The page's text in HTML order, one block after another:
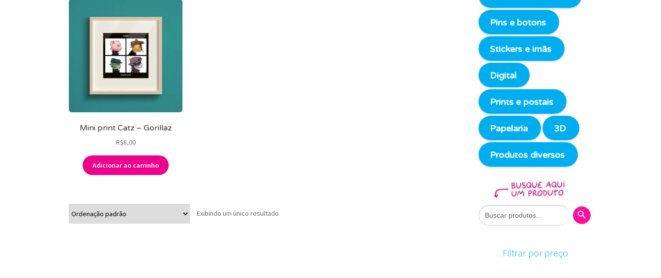
Mini print Catz – Gorillaz
R$8,00
Adicionar ao carrinho
Exibindo um único resultado
Pins e botons
Stickers e imãs
Digital
Prints e postais
Papelaria 3D
Produtos diversos
Search
for:
Search Button
Filtrar por preço